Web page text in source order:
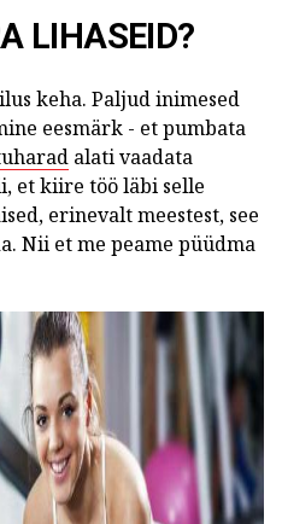
LIHASEID?
keha. Paljud inimesed
eesmärk - et pumbata
alati vaadata
et kiire töö läbi selle
erinevalt meestest, see
Nii et me peame püüdma